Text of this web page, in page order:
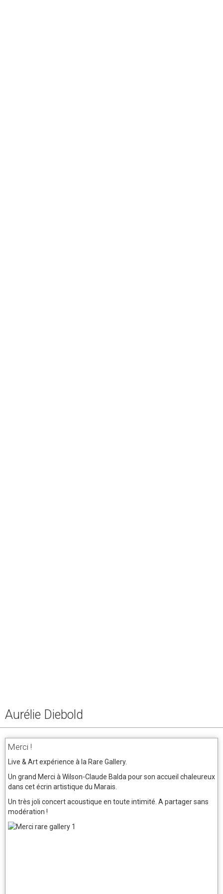
Aurélie Diebold
Merci !
Live & Art expérience à la Rare Gallery.
Un grand Merci à Wilson-Claude Balda pour son accueil chaleureux
dans cet écrin artistique du Marais.
Un très joli concert acoustique en toute intimité. A partager sans
modération !